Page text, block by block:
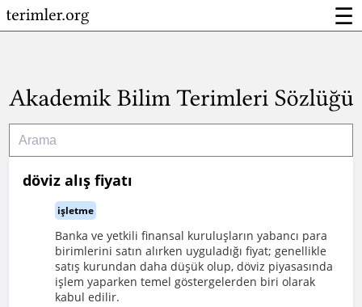
☰
döviz alış fiyatı
işletme
Banka ve yetkili finansal kuruluşların yabancı para
birimlerini satın alırken uyguladığı fiyat; genellikle
satış kurundan daha düşük olup, döviz piyasasında
işlem yaparken temel göstergelerden biri olarak
kabul edilir.